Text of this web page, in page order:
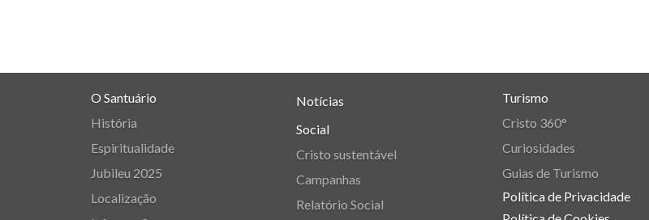
O Santuário
História
Espiritualidade
Jubileu 2025
Localização
Notícias
Social
Cristo sustentável
Campanhas
Relatório Social
Turismo
Cristo 360°
Curiosidades
Guias de Turismo
Política de Privacidade